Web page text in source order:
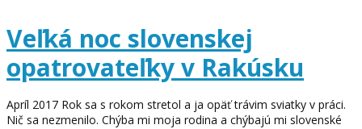
Veľká noc slovenskej
opatrovateľky v Rakúsku
Apríl 2017 Rok sa s rokom stretol a ja opäť trávim sviatky v práci.
Nič sa nezmenilo. Chýba mi moja rodina a chýbajú mi slovenské